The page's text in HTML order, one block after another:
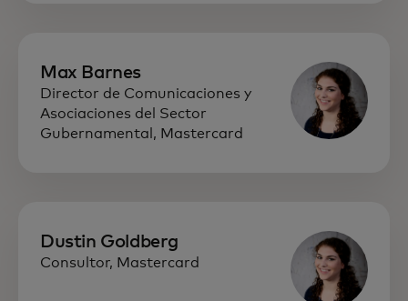
Max Barnes
Director de Comunicaciones y
Asociaciones del Sector
Gubernamental, Mastercard
Dustin Goldberg
Consultor, Mastercard